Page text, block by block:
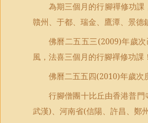
為期三個月的行腳禪修功
贛州、于都、瑞金、鷹潭、景德
佛曆二五五三(2009)年歲
風，法喜三個月的行腳禪修功課！
佛曆二五五四(2010)年歲次
行腳僧團十比丘由香港普
武漢)、河南省(信陽、許昌、鄭